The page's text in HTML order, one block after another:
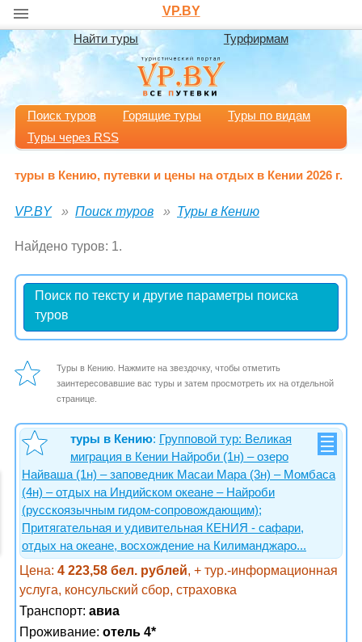
VP.BY
Найти туры Турфирмам
Поиск туров Горящие туры
Туры по видам
Туры через RSS
туры в Кению, путевки и цены на отдых в Кении 2026 г.
VP.BY Поиск туров Туры в Кению
Найдено туров: 1.
Поиск по тексту и другие параметры поиска
туров
Туры в Кению. Нажмите на звездочку, чтобы отметить
заинтересовавшие вас туры и затем просмотреть их на отдельной
странице.
туры в Кению: Групповой тур: Великая
миграция в Кении Найроби (1н) – озеро
Найваша (1н) – заповедник Масаи Мара (3н) – Момбаса
(4н) – отдых на Индийском океане – Найроби
(русскоязычным гидом-сопровождающим);
Притягательная и удивительная КЕНИЯ - сафари,
отдых на океане, восхождение на Килиманджаро...
Цена: 4 223,58 бел. рублей, + тур.-информационная
услуга, консульский сбор, страховка
Транспорт: авиа
Проживание: отель 4*